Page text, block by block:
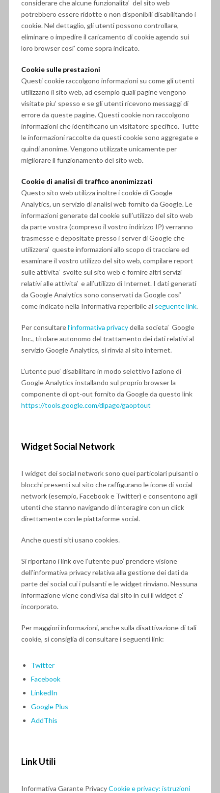
considerare che alcune funzionalita’ del sito web
potrebbero essere ridotte o non disponibili disabilitando i
cookie. Nel dettaglio, gli utenti possono controllare,
eliminare o impedire il caricamento di cookie agendo sui
loro browser cosi’ come sopra indicato.
Cookie sulle prestazioni
Questi cookie raccolgono informazioni su come gli utenti
utilizzano il sito web, ad esempio quali pagine vengono
visitate piu’ spesso e se gli utenti ricevono messaggi di
errore da queste pagine. Questi cookie non raccolgono
informazioni che identificano un visitatore specifico. Tutte
le informazioni raccolte da questi cookie sono aggregate e
quindi anonime. Vengono utilizzate unicamente per
migliorare il funzionamento del sito web.
Cookie di analisi di traffico anonimizzati
Questo sito web utilizza inoltre i cookie di Google
Analytics, un servizio di analisi web fornito da Google. Le
informazioni generate dal cookie sull’utilizzo del sito web
da parte vostra (compreso il vostro indirizzo IP) verranno
trasmesse e depositate presso i server di Google che
utilizzera’ queste informazioni allo scopo di tracciare ed
esaminare il vostro utilizzo del sito web, compilare report
sulle attivita’ svolte sul sito web e fornire altri servizi
relativi alle attivita’ e all’utilizzo di Internet. I dati generati
da Google Analytics sono conservati da Google cosi’
come indicato nella Informativa reperibile al seguente link.
Per consultarel’informativa privacydella societa’ Google
Inc., titolare autonomo del trattamento dei dati relativi al
servizio Google Analytics, si rinvia al sito internet.
L’utente puo’ disabilitare in modo selettivo l’azione di
Google Analytics installando sul proprio browser la
componente di opt-out fornito da Google da questo link
https://tools.google.com/dlpage/gaoptout
Widget Social Network
I widget dei social network sono quei particolari pulsanti o
blocchi presenti sul sito che raffigurano le icone di social
network (esempio, Facebook e Twitter) e consentono agli
utenti che stanno navigando di interagire con un click
direttamente con le piattaforme social.
Anche questi siti usano cookies.
Si riportano i link ove l’utente puo’ prendere visione
dell’informativa privacy relativa alla gestione dei dati da
parte dei social cui i pulsanti e le widget rinviano. Nessuna
informazione viene condivisa dal sito in cui il widget e’
incorporato.
Per maggiori informazioni, anche sulla disattivazione di tali
cookie, si consiglia di consultare i seguenti link:
Twitter
Facebook
LinkedIn
Google Plus
AddThis
Link Utili
Informativa Garante PrivacyCookie e privacy: istruzioni